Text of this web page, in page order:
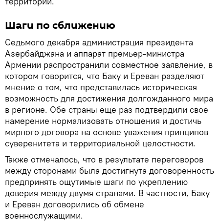
Шаги по сближению
Седьмого декабря администрация президента
Азербайджана и аппарат премьер-министра
Армении распространили совместное заявление, в
котором говорится, что Баку и Ереван разделяют
мнение о том, что представилась историческая
возможность для достижения долгожданного мира
в регионе. Обе страны еще раз подтвердили свое
намерение нормализовать отношения и достичь
мирного договора на основе уважения принципов
суверенитета и территориальной целостности.
Также отмечалось, что в результате переговоров
между сторонами была достигнута договоренность
предпринять ощутимые шаги по укреплению
доверия между двумя странами. В частности, Баку
и Ереван договорились об обмене
военнослужащими.